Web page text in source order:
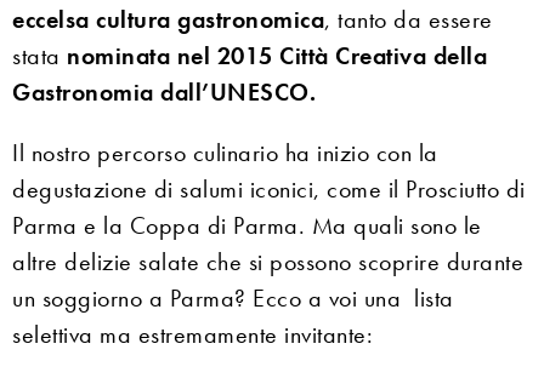
eccelsa cultura gastronomica, tanto da essere
stata nominata nel 2015 Città Creativa della
Gastronomia dall’UNESCO.
Il nostro percorso culinario ha inizio con la
degustazione di salumi iconici, come il Prosciutto di
Parma e la Coppa di Parma. Ma quali sono le
altre delizie salate che si possono scoprire durante
un soggiorno a Parma? Ecco a voi una lista
selettiva ma estremamente invitante: